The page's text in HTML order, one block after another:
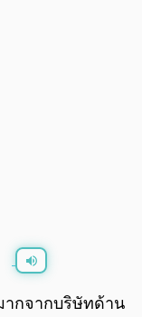
/0:00
ากจากบริษัทด้าน